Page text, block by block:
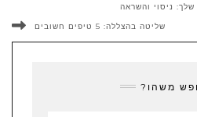
ניסוי והשראה
שליטה בהצללה: 5 טיפים חשובים
משהו?